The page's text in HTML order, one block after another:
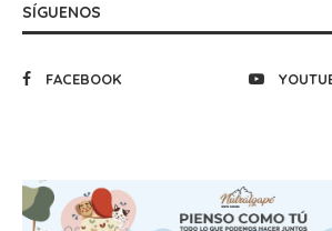
SÍGUENOS
FACEBOOK